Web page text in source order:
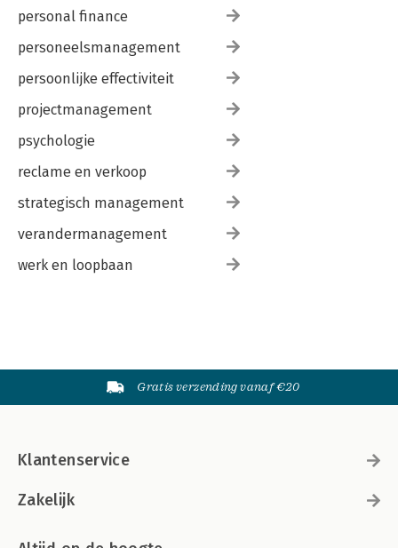
personal finance
personeelsmanagement
persoonlijke effectiviteit
projectmanagement
psychologie
reclame en verkoop
strategisch management
verandermanagement
werk en loopbaan
Gratis verzending vanaf €20
Klantenservice
Zakelijk